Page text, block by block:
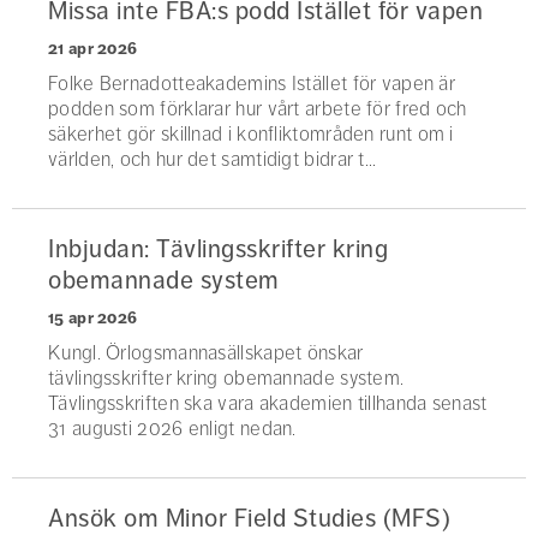
Missa inte FBA:s podd Istället för vapen
21 apr 2026
Folke Bernadotteakademins Istället för vapen är
podden som förklarar hur vårt arbete för fred och
säkerhet gör skillnad i konfliktområden runt om i
världen, och hur det samtidigt bidrar t...
Inbjudan: Tävlingsskrifter kring
obemannade system
15 apr 2026
Kungl. Örlogsmannasällskapet önskar
tävlingsskrifter kring obemannade system.
Tävlingsskriften ska vara akademien tillhanda senast
31 augusti 2026 enligt nedan.
Ansök om Minor Field Studies (MFS)